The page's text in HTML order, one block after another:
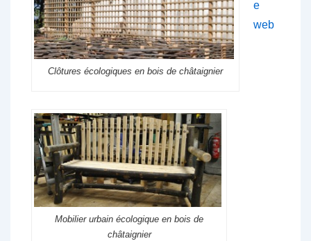
Clôtures écologiques en bois de châtaignier
Mobilier urbain écologique en bois de
châtaignier